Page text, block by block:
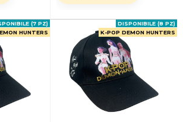
HUNTERS
(7 PZ)
K-POP DEMON HUNTERS
DISPONIBILE (8 PZ)